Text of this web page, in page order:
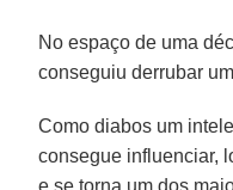
No espaço de uma
conseguiu derrubar
Como diabos um
consegue influenciar,
e se torna um dos